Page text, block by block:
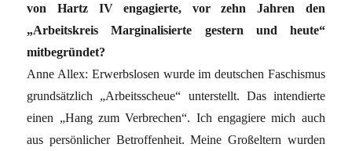
von Hartz IV engagierte, vor zehn Jahren den
„Arbeitskreis Marginalisierte gestern und heute“
mitbegründet?
Anne Allex: Erwerbslosen wurde im deutschen Faschismus
grundsätzlich „Arbeitsscheue“ unterstellt. Das intendierte
einen „Hang zum Verbrechen“. Ich engagiere mich auch
aus persönlicher Betroffenheit. Meine Großeltern wurden